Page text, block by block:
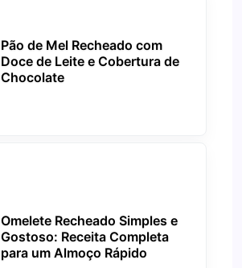
Pão de Mel Recheado com
Doce de Leite e Cobertura de
Chocolate
Omelete Recheado Simples e
Gostoso: Receita Completa
para um Almoço Rápido